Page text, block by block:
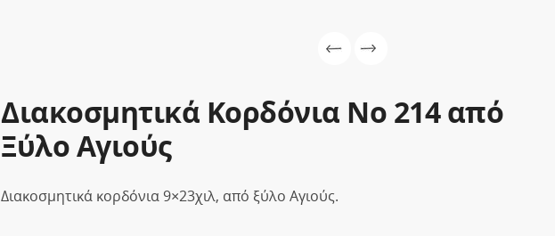
Διακοσμητικά Κορδόνια Νο 214 από
Ξύλο Αγιούς
Διακοσμητικά κορδόνια 9×23χιλ, από ξύλο Αγιούς.